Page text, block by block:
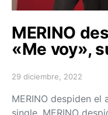
MERINO
«Me voy»,
Posted on
29 diciembre, 2022
MERINO despiden el
single. MERINO